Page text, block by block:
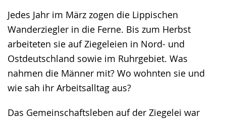
Jedes Jahr im März zogen die Lippischen
Wanderziegler in die Ferne. Bis zum Herbst
arbeiteten sie auf Ziegeleien in Nord- und
Ostdeutschland sowie im Ruhrgebiet. Was
nahmen die Männer mit? Wo wohnten sie und
wie sah ihr Arbeitsalltag aus?
Das Gemeinschaftsleben auf der Ziegelei war
wechseln.
Deutscher
Gebärdensprache
wird
angezeigt.